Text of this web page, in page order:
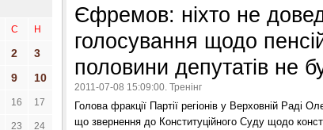
С Н
2
3
9
10
16 17
23 24
Єфремов: ніхто не
голосування щодо
половини депутатів не
2011-07-08 15:09:00. Тренінг
Голова фракції Партії регіонів у Верховній Раді
що звернення до Конституційного Суду щодо